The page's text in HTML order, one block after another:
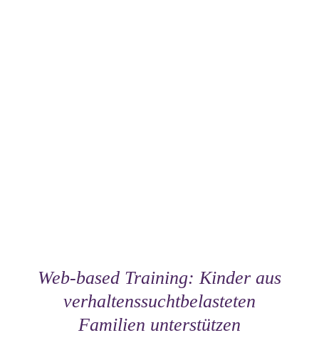
Web-based Training: Kinder aus
verhaltenssuchtbelasteten
Familien unterstützen